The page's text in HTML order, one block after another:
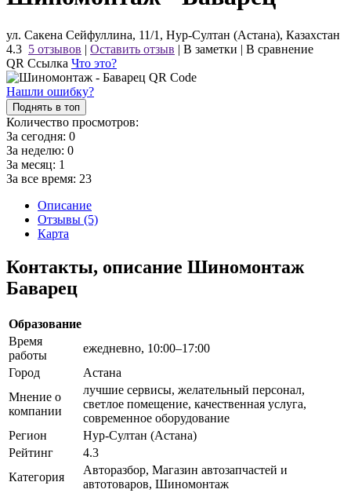
ул. Сакена Сейфуллина, 11/1, Нур-Султан (Астана), Казахстан
4.3 5 отзывов | Оставить отзыв | В заметки | В сравнение
QR Ссылка Что это?
Нашли ошибку?
Поднять в топ
Количество просмотров:
За сегодня: 0
За неделю: 0
За месяц: 1
За все время: 23
Описание
Отзывы (5)
Карта
Контакты, описание Шиномонтаж
Баварец
Образование
Время
работы
ежедневно, 10:00–17:00
Город
Астана
Мнение о
компании
лучшие сервисы, желательный персонал,
светлое помещение, качественная услуга,
современное оборудование
Регион
Нур-Султан (Астана)
Рейтинг
4.3
Категория
Авторазбор, Магазин автозапчастей и
автотоваров, Шиномонтаж